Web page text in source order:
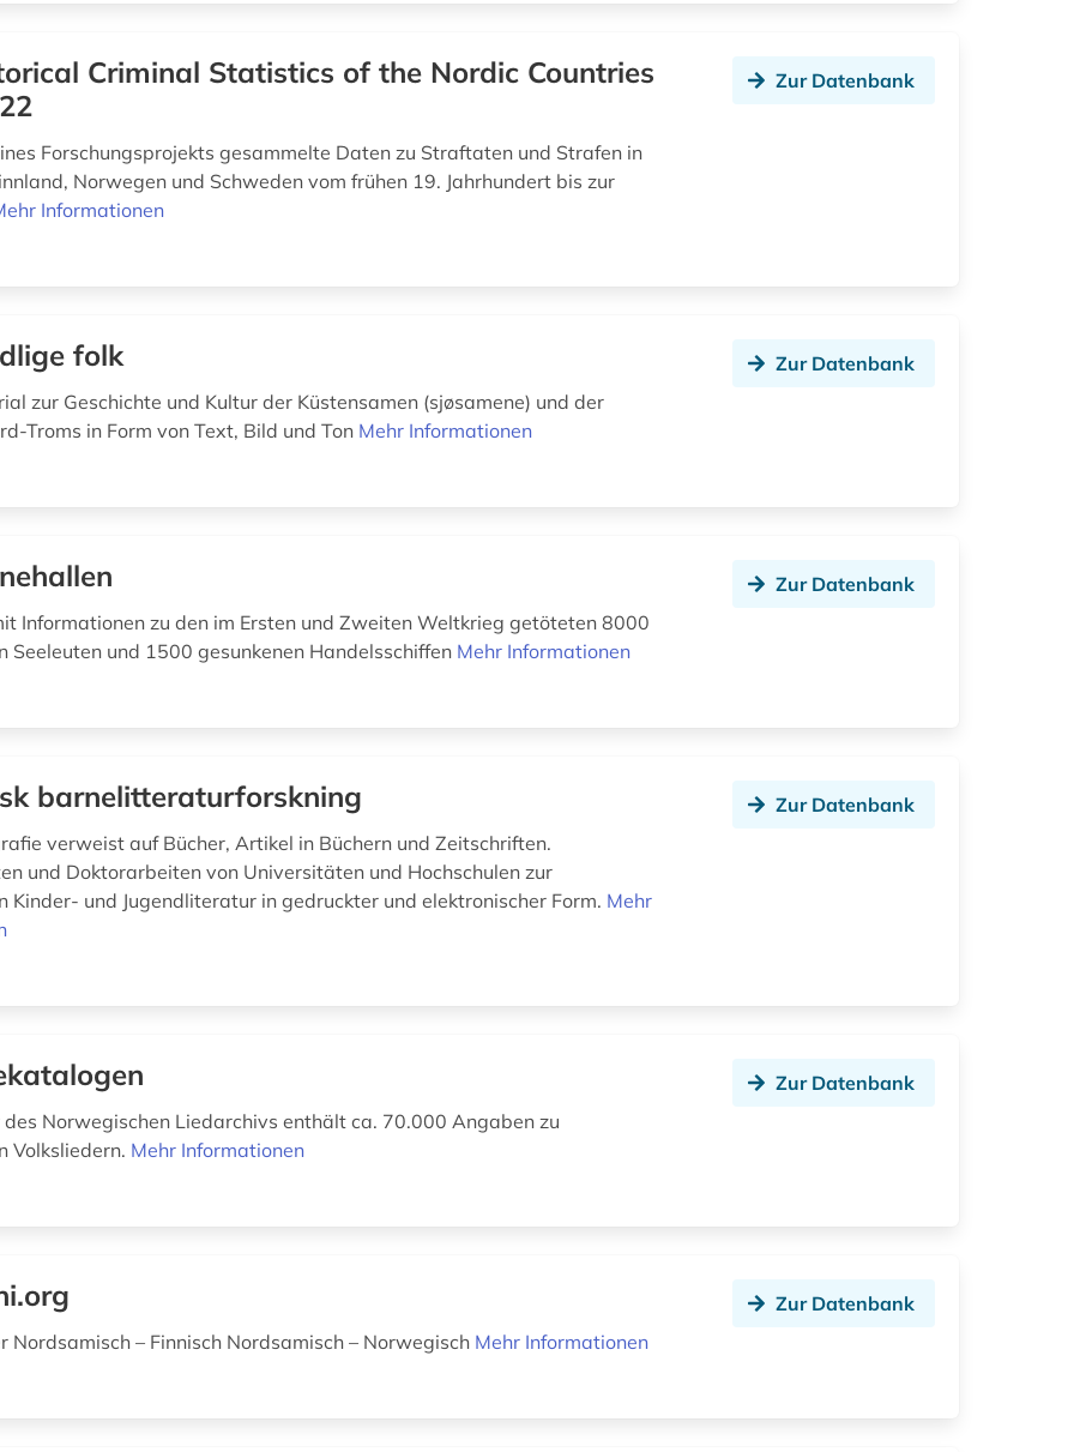
Criminal Statistics of the Nordic Countries
Forschungsprojekts gesammelte Daten zu Straftaten und Strafen in
Norwegen und Schweden vom frühen 19. Jahrhundert bis zur
Informationen
Zur Datenbank
folk
zur Geschichte und Kultur der Küstensamen (sjøsamene) und der
Troms in Form von Text, Bild und Ton Mehr Informationen
Zur Datenbank
Informationen zu den im Ersten und Zweiten Weltkrieg getöteten 8000
Seeleuten und 1500 gesunkenen Handelsschiffen Mehr Informationen
Zur Datenbank
barnelitteraturforskning
verweist auf Bücher, Artikel in Büchern und Zeitschriften.
und Doktorarbeiten von Universitäten und Hochschulen zur
Kinder- und Jugendliteratur in gedruckter und elektronischer Form. Mehr
Zur Datenbank
des Norwegischen Liedarchivs enthält ca. 70.000 Angaben zu
Volksliedern. Mehr Informationen
Zur Datenbank
Nordsamisch – Finnisch Nordsamisch – Norwegisch Mehr Informationen
Zur Datenbank